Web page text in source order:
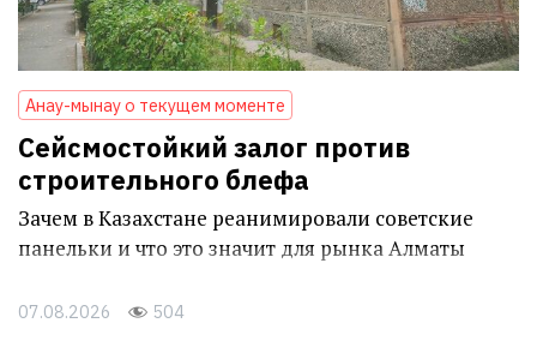
Анау-мынау о текущем моменте
Сейсмостойкий залог против
строительного блефа
Зачем в Казахстане реанимировали советские
панельки и что это значит для рынка Алматы
07.08.2026 504